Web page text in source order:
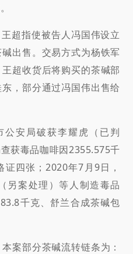
超指使被告人冯国伟设立
出售。交易方式为杨铁军
超收货后将购买的茶碱部
，部分通过冯国伟出售给
安局破获李耀虎（已判
获毒品咖啡因2355.575千
四张；2020年7月9日，
另案处理）等人制造毒品
千克、舒兰合成茶碱包
案部分茶碱流转链条为：